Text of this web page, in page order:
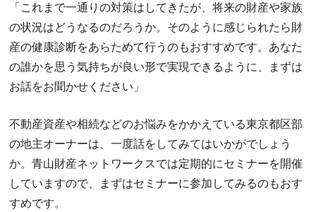
「これまで一通りの対策はしてきたが、将来の財産や家族
の状況はどうなるのだろうか。そのように感じられたら財
産の健康診断をあらためて行うのもおすすめです。あなた
の誰かを思う気持ちが良い形で実現できるように、まずは
お話をお聞かせください」
不動産資産や相続などのお悩みをかかえている東京都区部
の地主オーナーは、一度話をしてみてはいかがでしょう
か。青山財産ネットワークスでは定期的にセミナーを開催
していますので、まずはセミナーに参加してみるのもおす
すめです。